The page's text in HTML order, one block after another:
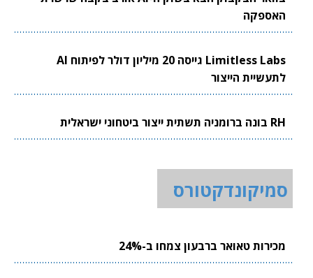
האספקה
Limitless Labs גייסה 20 מיליון דולר לפיתוח AI
לתעשיית הייצור
RH בונה ברומניה תשתית ייצור ביטחוני ישראלית
סמיקונדקטורס
מכירות טאואר ברבעון צמחו ב-24%